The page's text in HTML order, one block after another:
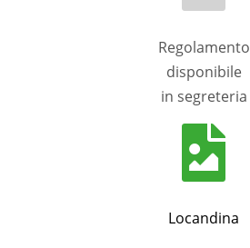
Regolamento
disponibile
in segreteria
Locandina